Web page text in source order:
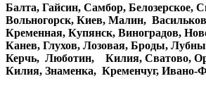
Балта, Гайсин, Самбор, Белозерское,
Вольногорск, Киев, Малин,
Кременная, Купянск, Виноградов,
Канев, Глухов, Лозовая, Броды,
Керчь, Люботин, Килия, Сватово,
Килия, Знаменка, Кременчуг, Ивано-